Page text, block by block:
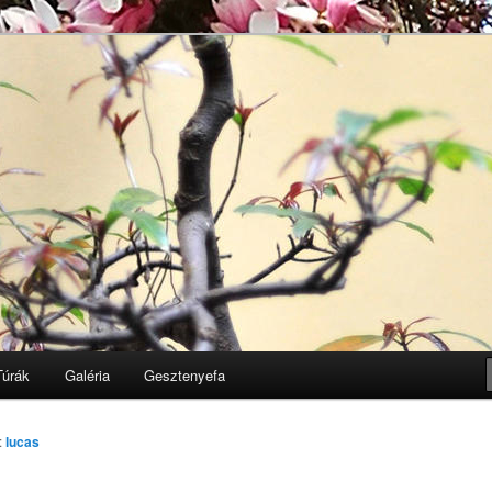
honlapja
Galéria Gesztenyefa
lucas